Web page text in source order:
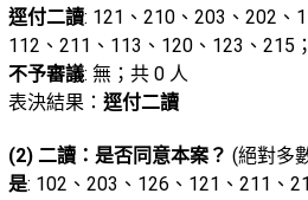
逕付二讀: 121、210、203、202、
112、211、113、120、123、215
不予審議: 無；共 0 人
表決結果： 逕付二讀
(2) 二讀：是否同意本案？ (絕對多
是: 102、203、126、121、211、